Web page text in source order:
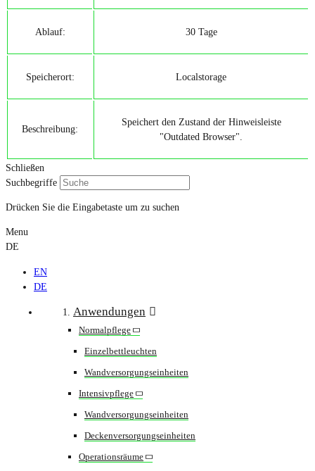
Ablauf: 30 Tage
Speicherort: Localstorage
Beschreibung:
Speichert den Zustand der Hinweisleiste
"Outdated Browser".
Schließen
Suchbegriffe
Drücken Sie die Eingabetaste um zu suchen
Menu
DE
EN
DE
Anwendungen
Normalpflege
Einzelbettleuchten
Wandversorgungseinheiten
Intensivpflege
Wandversorgungseinheiten
Deckenversorgungseinheiten
Operationsräume